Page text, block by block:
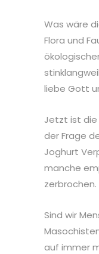
Was wäre
Flora und
liebe Gott
Jetzt ist die
der Frage
Joghurt
manche
zerbrochen.
Sind wir
auf immer